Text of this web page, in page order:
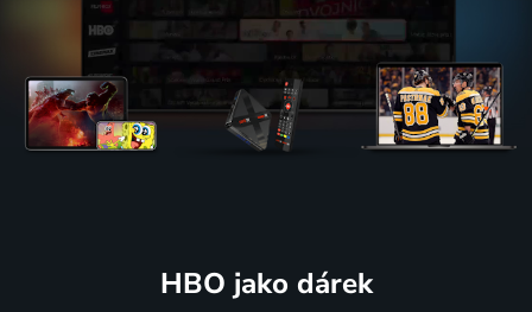
HBO jako dárek